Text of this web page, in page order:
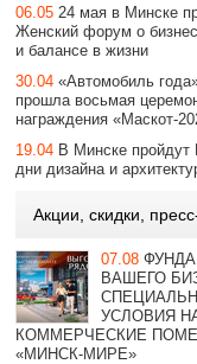
06.05 24 мая в Минске
Женский форум о
и балансе в жизни
30.04 «Автомобиль
прошла восьмая
награждения «Маскот-
19.04 В Минске пройдут
дни дизайна и
Акции, скидки,
07.08
ВАШЕГО
УСЛОВИЯ
КОММЕРЧЕСКИЕ
«МИНСК-МИРЕ»